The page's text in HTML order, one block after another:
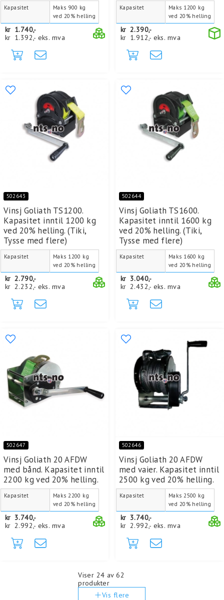
Kapasitet
Maks 900 kg
ved 20% helling
kr 1.740,-
kr 1.392,- eks. mva
Kapasitet
Maks 1200 kg
ved 20% helling
kr 2.390,-
kr 1.912,- eks. mva
502643
Vinsj Goliath TS1200.
Kapasitet inntil 1200 kg
ved 20% helling. (Tiki,
Tysse med flere)
Kapasitet
Maks 1200 kg
ved 20% helling
kr 2.790,-
kr 2.232,- eks. mva
502644
Vinsj Goliath TS1600.
Kapasitet inntil 1600 kg
ved 20% helling. (Tiki,
Tysse med flere)
Kapasitet
Maks 1600 kg
ved 20% helling
kr 3.040,-
kr 2.432,- eks. mva
502647
Vinsj Goliath 20 AFDW
med bånd. Kapasitet inntil
2200 kg ved 20% helling.
Kapasitet
Maks 2200 kg
ved 20% helling
kr 3.740,-
kr 2.992,- eks. mva
502646
Vinsj Goliath 20 AFDW
med vaier. Kapasitet inntil
2500 kg ved 20% helling.
Kapasitet
Maks 2500 kg
ved 20% helling
kr 3.740,-
kr 2.992,- eks. mva
Viser 24 av 62
produkter
Vis flere